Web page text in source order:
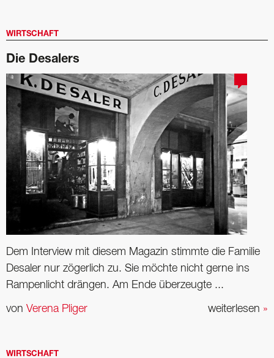
WIRTSCHAFT
Die Desalers
Dem Interview mit diesem Magazin stimmte die Familie
Desaler nur zögerlich zu. Sie möchte nicht gerne ins
Rampenlicht drängen. Am Ende überzeugte ...
weiterlesen »
von Verena Pliger
WIRTSCHAFT